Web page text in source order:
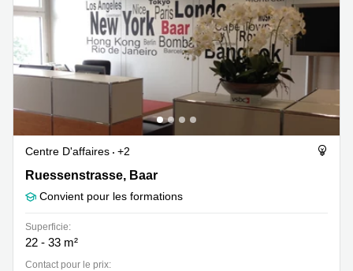
Centre D'affaires
+2
Ruessenstrasse 12, Baar
Ruessenstrasse, Baar
Convient pour les formations
Superficie:
22 - 33 m²
Contact pour le prix: